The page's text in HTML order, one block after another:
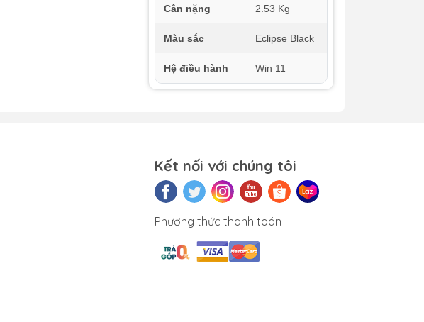
Cân nặng 2.53 Kg
Màu sắc Eclipse Black
Hệ điều hành Win 11
Kết nối với chúng tôi
Phương thức thanh toán